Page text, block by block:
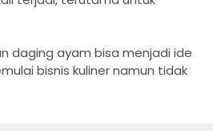
daging ayam bisa menjadi ide
bisnis kuliner namun tidak